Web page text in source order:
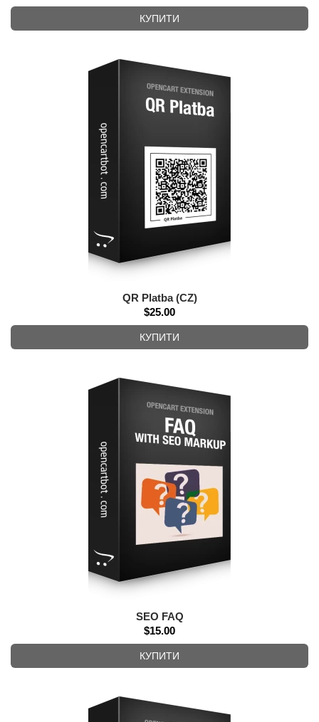
КУПИТИ
QR Platba (CZ)
$25.00
КУПИТИ
SEO FAQ
$15.00
КУПИТИ